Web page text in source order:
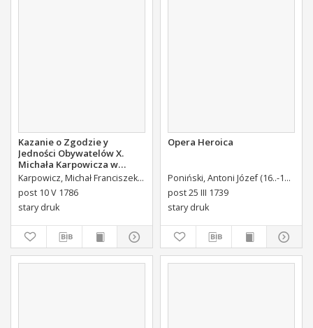
Kazanie o Zgodzie y
Jedności Obywatelów X.
Michała Karpowicza w
Uroczystosc Imienin [...]
Stanisława Augusta Krola
Miane [...].
Karpowicz, Michał Franciszek (1744-1803)
post 10 V 1786
stary druk
Opera Heroica
Poniński, Antoni Józef (16..-1742).
post 25 III 1739
stary druk